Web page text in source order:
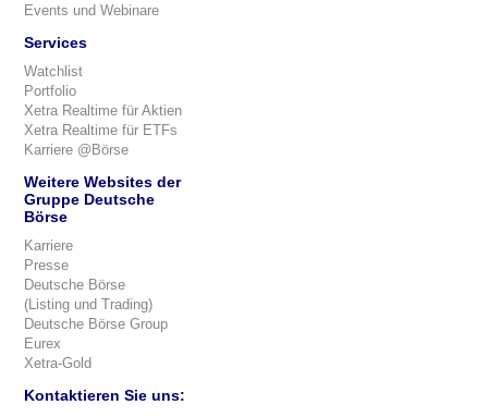
Events und Webinare
Services
Watchlist
Portfolio
Xetra Realtime für Aktien
Xetra Realtime für ETFs
Karriere @Börse
Weitere Websites der
Gruppe Deutsche
Börse
Karriere
Presse
Deutsche Börse
(Listing und Trading)
Deutsche Börse Group
Eurex
Xetra-Gold
Kontaktieren Sie uns: